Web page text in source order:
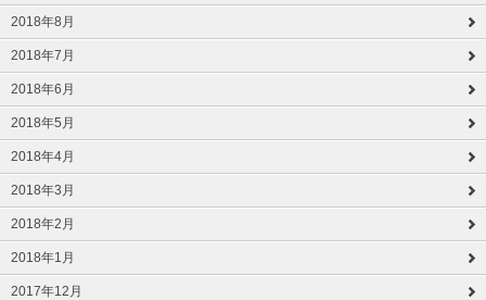
2018年8月
2018年7月
2018年6月
2018年5月
2018年4月
2018年3月
2018年2月
2018年1月
2017年12月